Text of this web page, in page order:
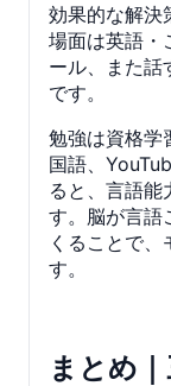
効果的な解決
場面は英語・
ール、また話
です。
勉強は資格学
国語、
ると、言語能
す。脳が言語
くることで
す。
まとめ